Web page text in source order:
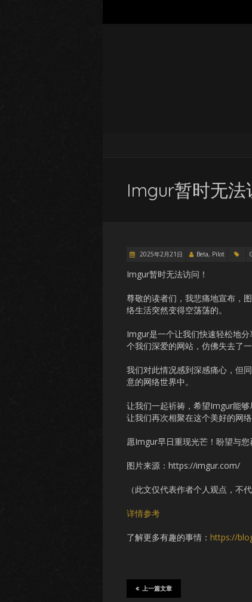
Imgur暂时无法
2025年2月21日 Beta, Pilot
Imgur暂时无法访问！
尊敬的读者们，我悲痛地宣布，
络生活突然变得空荡荡的。
Imgur是一个让我们快速轻松地
个我们深爱的网站，仿佛失去了一
我们对此情况感到深感痛心，但
意的网络世界中。
让我们一起祈祷，希望Imgur能
让我们再次相聚在这个美好的网络
愿Imgur早日重现光芒！盼望与您
图片来源：https://imgur.com/
（此文仅代表作者个人观点，不
详情参考
了解更多有趣的事情： https://
上一篇文章